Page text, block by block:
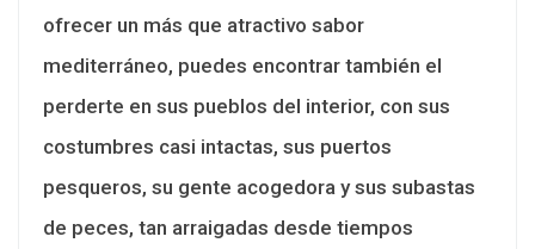
ofrecer un más que atractivo sabor
mediterráneo, puedes encontrar también el
perderte en sus pueblos del interior, con sus
costumbres casi intactas, sus puertos
pesqueros, su gente acogedora y sus subastas
de peces, tan arraigadas desde tiempos